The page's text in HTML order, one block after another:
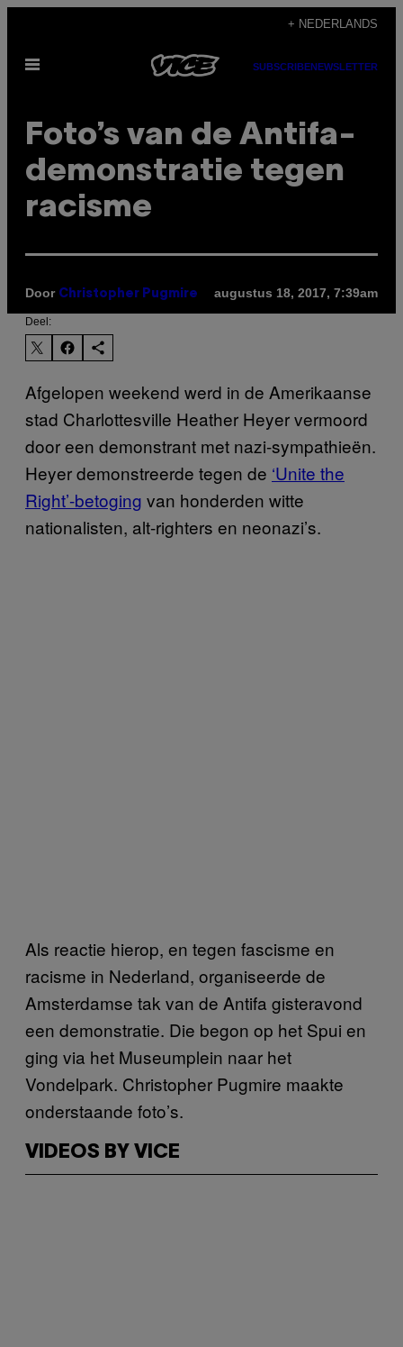
de
+ NEDERLANDS
Open
SUBSCRIBENEWSLETTER
Foto’s van de Antifa-
demonstratie tegen
racisme
Door Christopher Pugmire augustus 18, 2017, 7:39am
Deel:
Afgelopen weekend werd in de Amerikaanse
stad Charlottesville Heather Heyer vermoord
door een demonstrant met nazi-sympathieën.
Heyer demonstreerde tegen de ‘Unite the
Right’-betoging van honderden witte
nationalisten, alt-righters en neonazi’s.
Als reactie hierop, en tegen fascisme en
racisme in Nederland, organiseerde de
Amsterdamse tak van de Antifa gisteravond
een demonstratie. Die begon op het Spui en
ging via het Museumplein naar het
Vondelpark. Christopher Pugmire maakte
onderstaande foto’s.
VIDEOS BY VICE